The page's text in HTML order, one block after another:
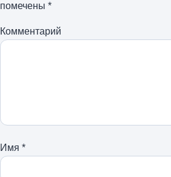
помечены *
Комментарий
Имя *